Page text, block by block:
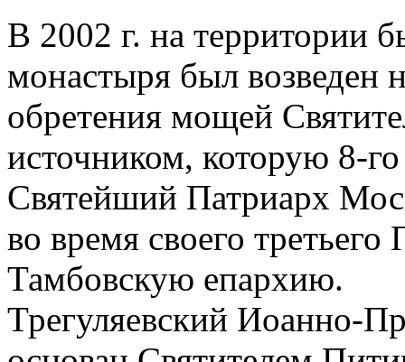
В 2002 г. на территории
монастыря был возведен
обретения мощей
источником, которую 8-го
Святейший Патриарх
во время своего третьего
Тамбовскую епархию.
Трегуляевский Иоанно-